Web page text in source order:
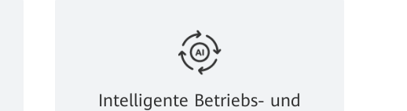
Intelligente Betriebs- und